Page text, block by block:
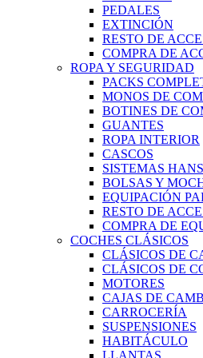
PEDALES
EXTINCIÓN
RESTO DE
COMPRA DE
ROPA Y SEGURIDAD
PACKS
MONOS DE
BOTINES DE
GUANTES
ROPA INTERIOR
CASCOS
SISTEMAS HANS
BOLSAS Y
EQUIPACIÓN
RESTO DE
COMPRA DE
COCHES CLÁSICOS
CLÁSICOS DE
CLÁSICOS DE
MOTORES
CAJAS DE
CARROCERÍA
SUSPENSIONES
HABITÁCULO
LLANTAS